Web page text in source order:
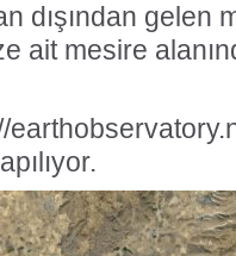
dışından gelen
ait mesire